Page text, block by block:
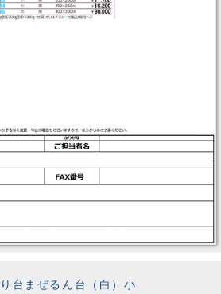
台まぜるん台（白）小